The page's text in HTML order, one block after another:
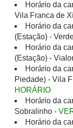
Horário da
Vila Franca de
Horário da
(Estação) -
Horário da
(Estação) -
Horário da
Piedade) - Vila
HORÁRIO
Horário da
Sobralinho -
Horário da